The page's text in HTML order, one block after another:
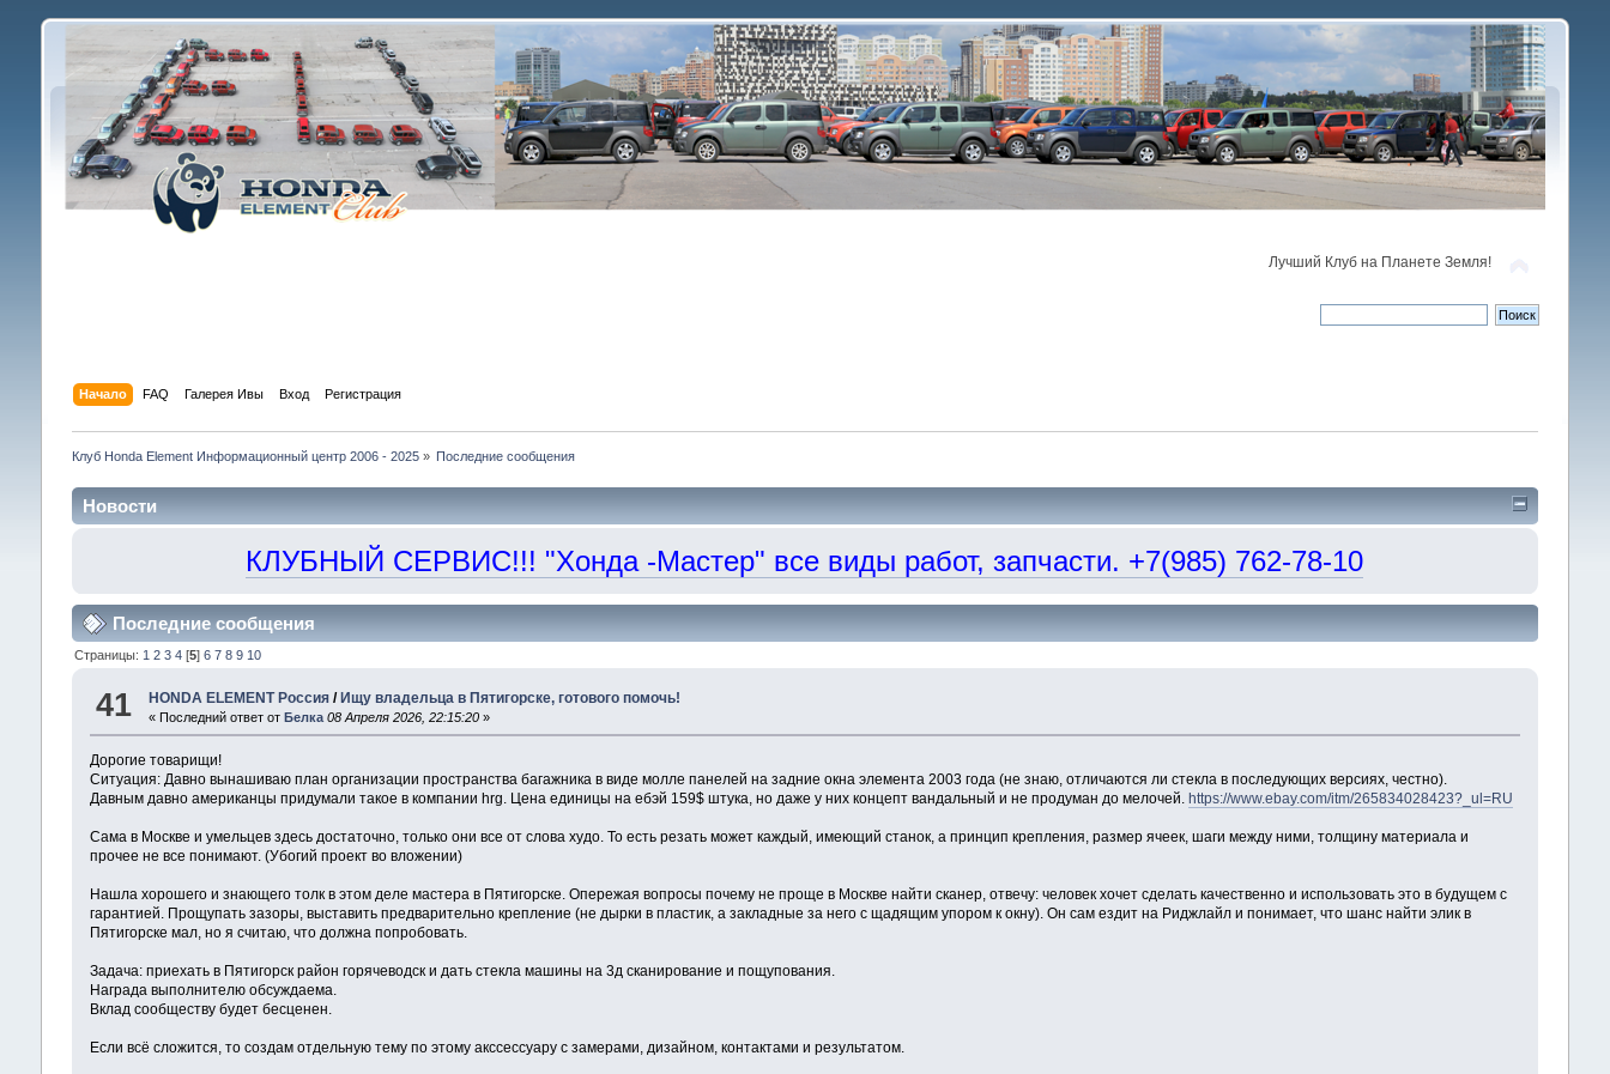
Лучший Клуб на Планете Земля!
Начало FAQ Галерея Ивы Вход Регистрация
Клуб Honda Element Информационный центр 2006 - 2025» Последние сообщения
Новости
КЛУБНЫЙ СЕРВИС!!! "Хонда -Мастер" все виды работ, запчасти. +7(985) 762-78-10
Последние сообщения
Страницы: 1 2 3 4[5] 6 7 8 9 10
41 HONDA ELEMENT Россия/ Ищу владельца в Пятигорске, готового помочь!
« Последний ответ от Белка 08 Апреля 2026, 22:15:20»
Дорогие товарищи!
Ситуация: Давно вынашиваю план организации пространства багажника в виде молле панелей на задние окна элемента 2003 года (не знаю, отличаются ли стекла в последующих версиях, честно).
Давным давно американцы придумали такое в компании hrg. Цена единицы на ебэй 159$ штука, но даже у них концепт вандальный и не продуман до мелочей. https://www.ebay.com/itm/265834028423?_ul=RU
Сама в Москве и умельцев здесь достаточно, только они все от слова худо. То есть резать может каждый, имеющий станок, а принцип крепления, размер ячеек, шаги между ними, толщину материала и
прочее не все понимают. (Убогий проект во вложении)
Нашла хорошего и знающего толк в этом деле мастера в Пятигорске. Опережая вопросы почему не проще в Москве найти сканер, отвечу: человек хочет сделать качественно и использовать это в будущем с
гарантией. Прощупать зазоры, выставить предварительно крепление (не дырки в пластик, а закладные за него с щадящим упором к окну). Он сам ездит на Риджлайл и понимает, что шанс найти элик в
Пятигорске мал, но я считаю, что должна попробовать.
Задача: приехать в Пятигорск район горячеводск и дать стекла машины на 3д сканирование и пощупования.
Награда выполнителю обсуждаема.
Вклад сообществу будет бесценен.
Если всё сложится, то создам отдельную тему по этому акссессуару с замерами, дизайном, контактами и результатом.